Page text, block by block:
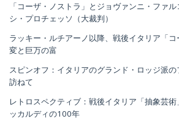
「コーザ・ノストラ」とジョヴァンニ・ファ
シ・プロチェッソ（大裁判）
ラッキー・ルチアーノ以降、戦後イタリア「
変と巨万の富
スピンオフ：イタリアのグランド・ロッジ派
訪ねて
レトロスペクティブ：戦後イタリア「抽象芸
ッカルディの100年